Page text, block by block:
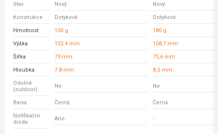
Stav
Nový Nový
Konstrukce Dotyková Dotyková
Hmotnost 150 g 180 g
Výška 152.4 mm 158,7 mm
Šířka 73 mm 75,6 mm
Hloubka 7.8 mm 8,5 mm
Odolné
(outdoor)
Ne Ne
Barva Černá Černá
Notifikační
dioda
Ano -